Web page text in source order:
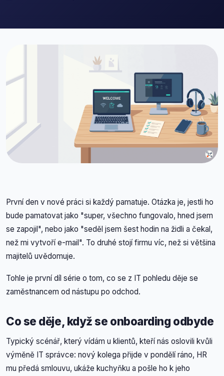
První den v nové práci si každý pamatuje. Otázka je, jestli ho
bude pamatovat jako "super, všechno fungovalo, hned jsem
se zapojil", nebo jako "seděl jsem šest hodin na židli a čekal,
než mi vytvoří e-mail". To druhé stojí firmu víc, než si většina
majitelů uvědomuje.
Tohle je první díl série o tom, co se z IT pohledu děje se
zaměstnancem od nástupu po odchod.
Co se děje, když se onboarding odbyde
Typický scénář, který vídám u klientů, kteří nás oslovili kvůli
výměně IT správce: nový kolega přijde v pondělí ráno, HR
mu předá smlouvu, ukáže kuchyňku a pošle ho k jeho